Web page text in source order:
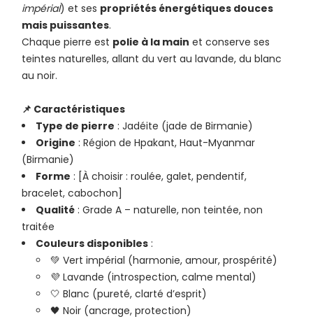
impérial) et ses propriétés énergétiques douces
mais puissantes.
Chaque pierre est polie à la main et conserve ses
teintes naturelles, allant du vert au lavande, du blanc
au noir.
📌 Caractéristiques
Type de pierre : Jadéite (jade de Birmanie)
Origine : Région de Hpakant, Haut-Myanmar
(Birmanie)
Forme : [À choisir : roulée, galet, pendentif,
bracelet, cabochon]
Qualité : Grade A – naturelle, non teintée, non
traitée
Couleurs disponibles :
💚 Vert impérial (harmonie, amour, prospérité)
💜 Lavande (introspection, calme mental)
🤍 Blanc (pureté, clarté d’esprit)
🖤 Noir (ancrage, protection)